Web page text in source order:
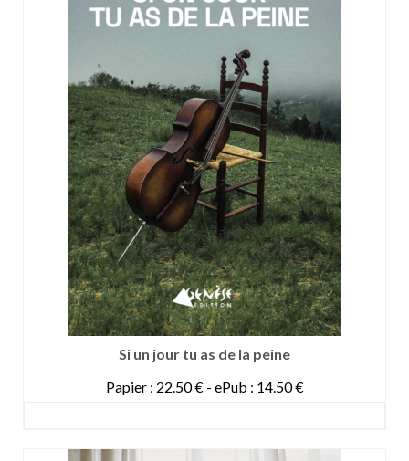
Si un jour tu as de la peine
Papier : 22.50 € - ePub : 14.50 €